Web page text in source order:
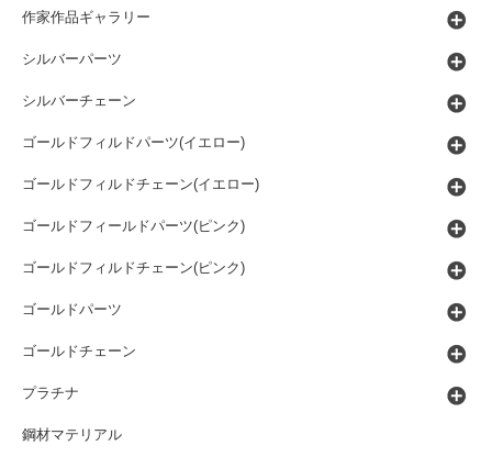
作家作品ギャラリー
シルバーパーツ
シルバーチェーン
ゴールドフィルドパーツ(イエロー)
ゴールドフィルドチェーン(イエロー)
ゴールドフィールドパーツ(ピンク)
ゴールドフィルドチェーン(ピンク)
ゴールドパーツ
ゴールドチェーン
プラチナ
鋼材マテリアル